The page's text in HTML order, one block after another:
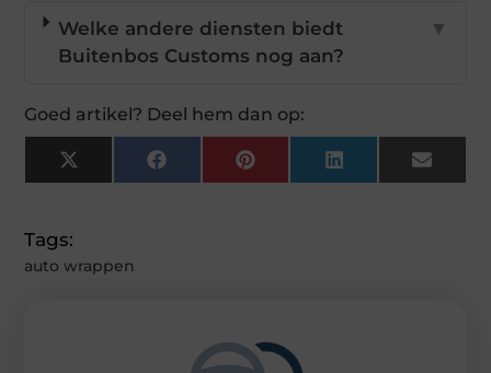
Welke andere diensten biedt
Buitenbos Customs nog aan?
▼
Goed artikel? Deel hem dan op:
X
(Twitter)
FacebookPinterestLinkedInEmail
Tags:
auto wrappen